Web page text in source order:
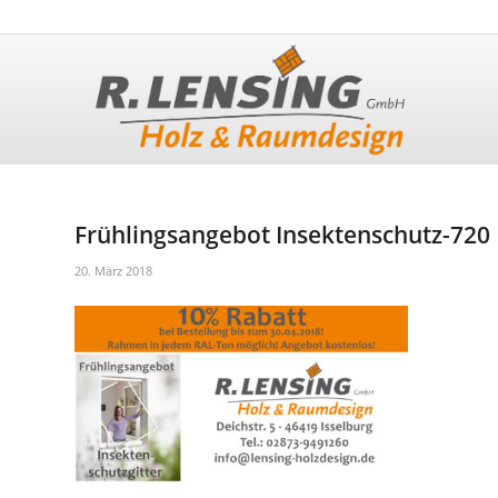
Frühlingsangebot Insektenschutz-720
20. März 2018